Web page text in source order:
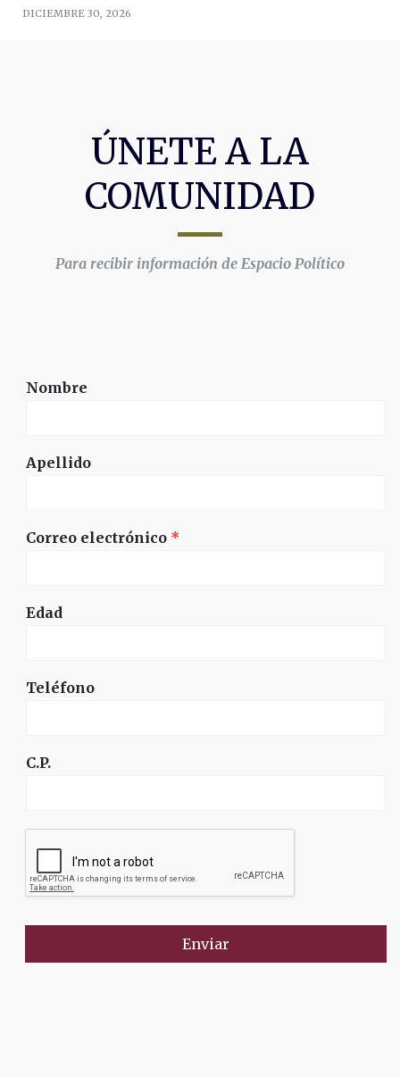
DICIEMBRE 30, 2026
ÚNETE A LA
COMUNIDAD
Para recibir información de Espacio Político
Nombre
Apellido
Correo electrónico *
Edad
Teléfono
C.P.
Enviar